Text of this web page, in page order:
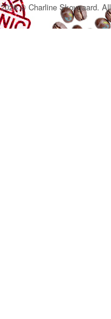
2026 © Charline Skovgaard.